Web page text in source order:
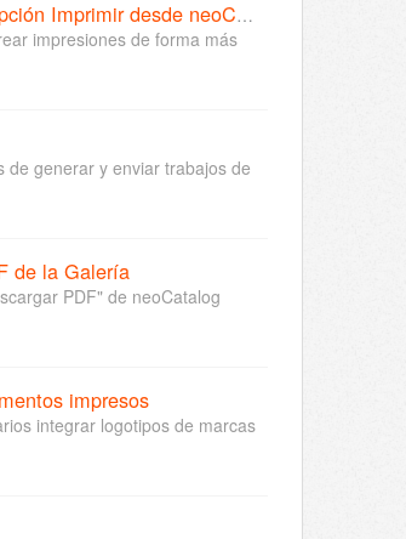
Cómo generar y enviar archivos de impresión desde la opción Imprimir desde neoCatalog
impresiones de forma más
de generar y enviar trabajos de
de la Galería
PDF" de neoCatalog
impresos
integrar logotipos de marcas